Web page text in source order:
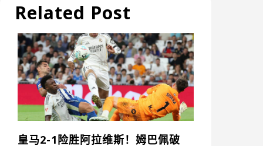
Related Post
皇马2-1险胜阿拉维斯！姆巴佩破